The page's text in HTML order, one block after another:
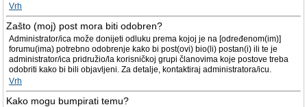
Vrh
Zašto (moj) post mora biti odobren?
Administrator/ica može donijeti odluku prema kojoj je na [određenom(im)]
forumu(ima) potrebno odobrenje kako bi post(ovi) bio(li) postan(i) ili te je
administrator/ica pridružio/la korisničkoj grupi članovima koje postove treba
odobriti kako bi bili objavljeni. Za detalje, kontaktiraj administratora/icu.
Vrh
Kako mogu bumpirati temu?